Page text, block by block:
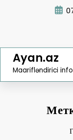
Ayan.az
Maarifləndirici